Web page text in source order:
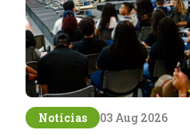
Notícias 03 Aug 2026